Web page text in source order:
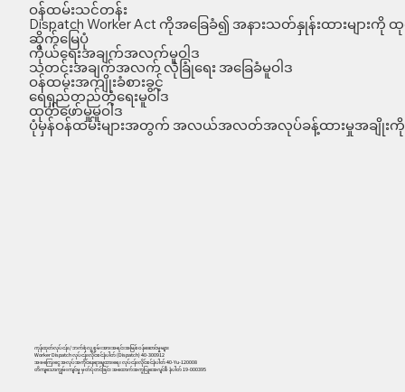
ဝန်ထမ်းသင်တန်း
Dispatch Worker Act ကိုအခြေခံ၍ အနားသတ်နှုန်းထားများကို ထု
ဆိုက်မြေပုံ
ကိုယ်ရေးအချက်အလက်မူဝါဒ
သတင်းအချက်အလက် လုံခြုံရေး အခြေခံမူဝါဒ
ဝန်ထမ်းအကျိုးခံစားခွင့်
ရေရှည်တည်တံ့ရေးမူဝါဒ
ထုတ်ဖော်မှုမူဝါဒ
ပုံမှန်ဝန်ထမ်းများအတွက် အလယ်အလတ်အလုပ်ခန့်ထားမှုအချိုးကို ကြ
ကုန်ထုတ်လုပ်ငန်း/ ဘက်စုံလူ့စွမ်းအားအရင်းအမြစ်ဝန်ဆောင်မှုများ
Worker Dispatch လုပ်ငန်းလိုင်စင်နံပါတ် (Dispatch) 40-300912
အခကြေးငွေ အလုပ်အကိုင်နေရာချထားရေး လုပ်ငန်းလိုင်စင်နံပါတ် 40-Yu-120008
တိကျသောကျွမ်းကျင်မှု မှတ်ပုံတင်ခြင်း အထောက်အကူပြုအေဂျင်စီ နံပါတ် 19-000395